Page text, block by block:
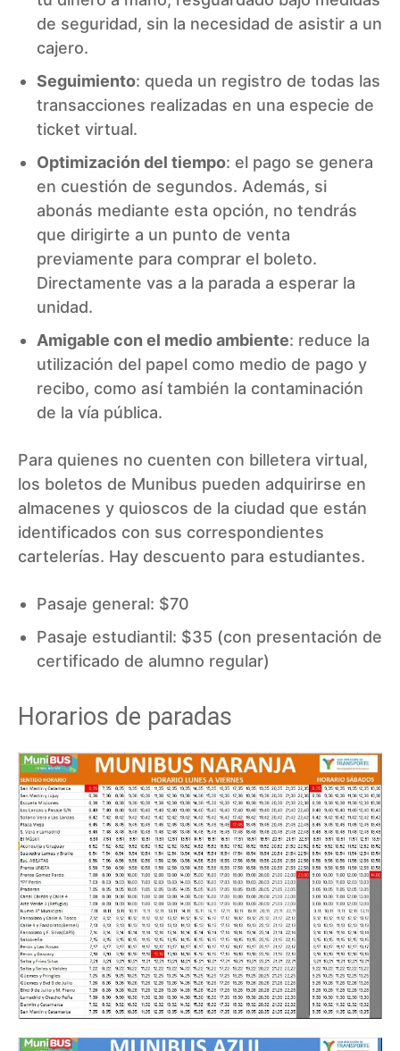
de seguridad, sin la necesidad de asistir a un
cajero.
Seguimiento: queda un registro de todas las
transacciones realizadas en una especie de
ticket virtual.
Optimización del tiempo: el pago se genera
en cuestión de segundos. Además, si
abonás mediante esta opción, no tendrás
que dirigirte a un punto de venta
previamente para comprar el boleto.
Directamente vas a la parada a esperar la
unidad.
Amigable con el medio ambiente: reduce la
utilización del papel como medio de pago y
recibo, como así también la contaminación
de la vía pública.
Para quienes no cuenten con billetera virtual,
los boletos de Munibus pueden adquirirse en
almacenes y quioscos de la ciudad que están
identificados con sus correspondientes
cartelerías. Hay descuento para estudiantes.
Pasaje general: $70
Pasaje estudiantil: $35 (con presentación de
certificado de alumno regular)
Horarios de paradas